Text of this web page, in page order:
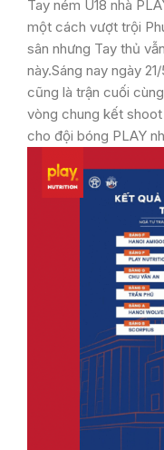
Tay ném U18 nhà
một cách vượt trội
sân nhưng Tay thủ
này.Sáng nay ngày
cũng là trận cuối
vòng chung kết
cho đội bóng PLAY